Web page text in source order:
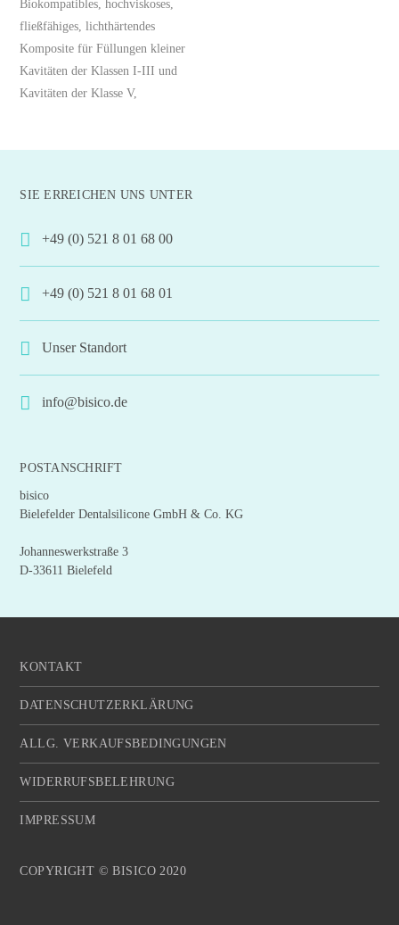
Biokompatibles, hochviskoses,
fließfähiges, lichthärtendes
Komposite für Füllungen kleiner
Kavitäten der Klassen I-III und
Kavitäten der Klasse V,
Optionen
können
werden
SIE ERREICHEN UNS UNTER
+49 (0) 521 8 01 68 00
+49 (0) 521 8 01 68 01
Unser Standort
info@bisico.de
POSTANSCHRIFT
bisico
Bielefelder Dentalsilicone GmbH & Co. KG
Johanneswerkstraße 3
D-33611 Bielefeld
KONTAKT
DATENSCHUTZERKLÄRUNG
ALLG. VERKAUFSBEDINGUNGEN
WIDERRUFSBELEHRUNG
IMPRESSUM
COPYRIGHT © BISICO 2020